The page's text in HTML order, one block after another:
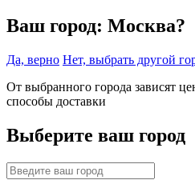
Ваш город: Москва?
Да, верно Нет, выбрать другой
От выбранного города зависят
способы доставки
Выберите ваш город